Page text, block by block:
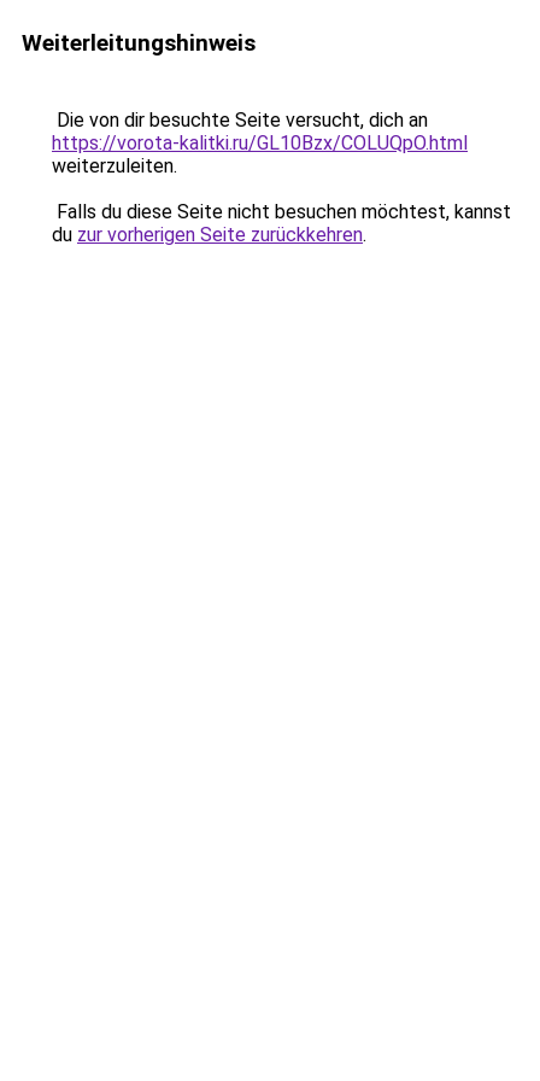
Weiterleitungshinweis
Die von dir besuchte Seite versucht, dich an
https://vorota-kalitki.ru/GL10Bzx/COLUQpO.html
weiterzuleiten.
Falls du diese Seite nicht besuchen möchtest, kannst
du zur vorherigen Seite zurückkehren.